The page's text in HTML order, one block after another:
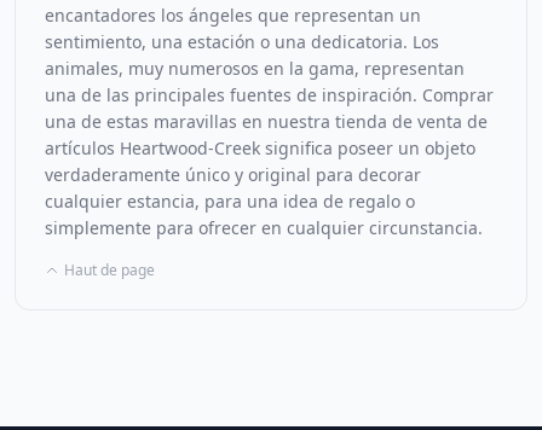
encantadores los ángeles que representan un
sentimiento, una estación o una dedicatoria. Los
animales, muy numerosos en la gama, representan
una de las principales fuentes de inspiración. Comprar
una de estas maravillas en nuestra tienda de venta de
artículos Heartwood-Creek significa poseer un objeto
verdaderamente único y original para decorar
cualquier estancia, para una idea de regalo o
simplemente para ofrecer en cualquier circunstancia.
Haut de page